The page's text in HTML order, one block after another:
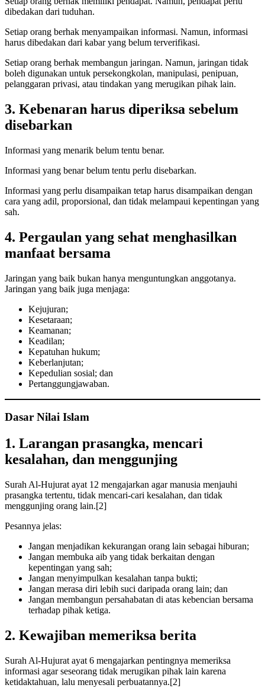
dibedakan dari tuduhan.
Setiap orang berhak menyampaikan informasi. Namun, informasi
harus dibedakan dari kabar yang belum terverifikasi.
Setiap orang berhak membangun jaringan. Namun, jaringan tidak
boleh digunakan untuk persekongkolan, manipulasi, penipuan,
pelanggaran privasi, atau tindakan yang merugikan pihak lain.
3. Kebenaran harus diperiksa sebelum
disebarkan
Informasi yang menarik belum tentu benar.
Informasi yang benar belum tentu perlu disebarkan.
Informasi yang perlu disampaikan tetap harus disampaikan dengan
cara yang adil, proporsional, dan tidak melampaui kepentingan yang
sah.
4. Pergaulan yang sehat menghasilkan
manfaat bersama
Jaringan yang baik bukan hanya menguntungkan anggotanya.
Jaringan yang baik juga menjaga:
Kejujuran;
Kesetaraan;
Keamanan;
Keadilan;
Kepatuhan hukum;
Keberlanjutan;
Kepedulian sosial; dan
Pertanggungjawaban.
Dasar Nilai Islam
1. Larangan prasangka, mencari
kesalahan, dan menggunjing
Surah Al-Hujurat ayat 12 mengajarkan agar manusia menjauhi
prasangka tertentu, tidak mencari-cari kesalahan, dan tidak
menggunjing orang lain.[2]
Pesannya jelas:
Jangan menjadikan kekurangan orang lain sebagai hiburan;
Jangan membuka aib yang tidak berkaitan dengan
kepentingan yang sah;
Jangan menyimpulkan kesalahan tanpa bukti;
Jangan merasa diri lebih suci daripada orang lain; dan
Jangan membangun persahabatan di atas kebencian bersama
terhadap pihak ketiga.
2. Kewajiban memeriksa berita
Surah Al-Hujurat ayat 6 mengajarkan pentingnya memeriksa
informasi agar seseorang tidak merugikan pihak lain karena
ketidaktahuan, lalu menyesali perbuatannya.[2]